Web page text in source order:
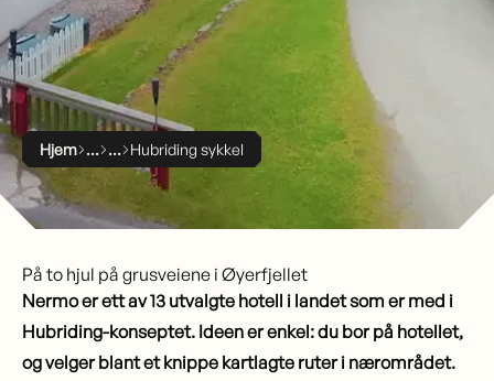
Hjem Hubriding sykkel
På to hjul på grusveiene i Øyerfjellet
Nermo er ett av 13 utvalgte hotell i landet som er med i
Hubriding-konseptet. Ideen er enkel: du bor på hotellet,
og velger blant et knippe kartlagte ruter i nærområdet.